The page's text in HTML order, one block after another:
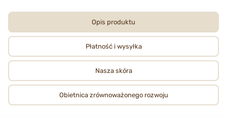
Opis produktu
Płatność i wysyłka
Nasza skóra
Obietnica zrównoważonego rozwoju